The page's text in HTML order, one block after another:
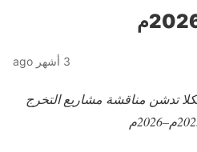
3 أشهر ago
تدشن مناقشة مشاريع التخرج